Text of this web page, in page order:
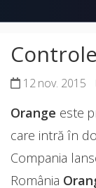
12 nov. 2015
Orange este
care intră în
Compania
România